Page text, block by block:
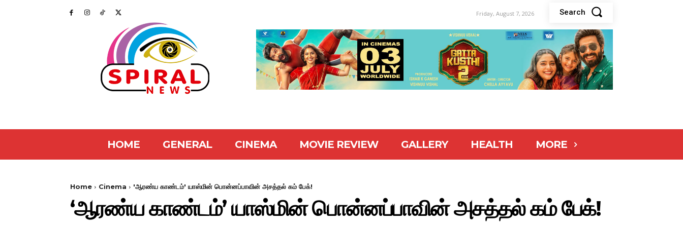
Friday, August 7, 2026 Search
HOME GENERAL CINEMA MOVIE REVIEW GALLERY HEALTH MORE
Home Cinema 'ஆரண்ய காண்டம்' யாஸ்மின் பொன்னப்பாவின் அசத்தல் கம் பேக்!
‘ஆரண்ய காண்டம்’ யாஸ்மின் பொன்னப்பாவின் அசத்தல் கம் பேக்!